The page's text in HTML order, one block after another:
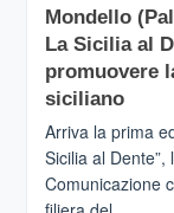
di
DI
SICILIA
(Ct)
Il
Borgo
del
Mondello
La Sicilia al
promuovere
siciliano
Arriva la prima
Sicilia al Dente”,
Comunicazione